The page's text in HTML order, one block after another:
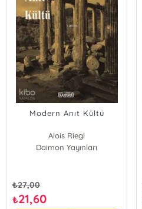
Modern Anıt Kültü
Alois Riegl
Daimon Yayınları
₺27,00
₺21,60